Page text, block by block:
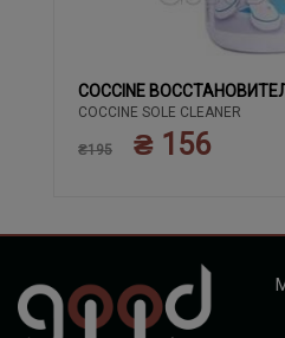
COCCINE
COCCINE SOLE CLEANER
₴195 ₴ 156